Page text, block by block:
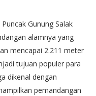
Gunung Salak
alamnya yang
mencapai 2.211 meter
tujuan populer para
dikenal dengan
pemandangan